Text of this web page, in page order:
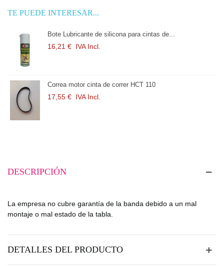
TE PUEDE INTERESAR...
Bote Lubricante de silicona para cintas de...
16,21 € IVA Incl.
Correa motor cinta de correr HCT 110
17,55 € IVA Incl.
DESCRIPCIÓN
La empresa no cubre garantía de la banda debido a un mal
montaje o mal estado de la tabla.
DETALLES DEL PRODUCTO